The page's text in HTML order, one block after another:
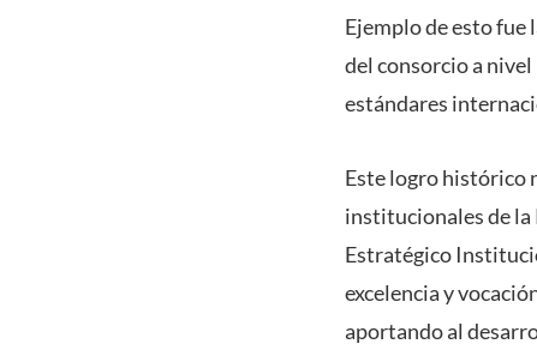
Ejemplo de esto fue
del consorcio a
estándares
Este logro histórico
institucionales de la
Estratégico
excelencia y
aportando al